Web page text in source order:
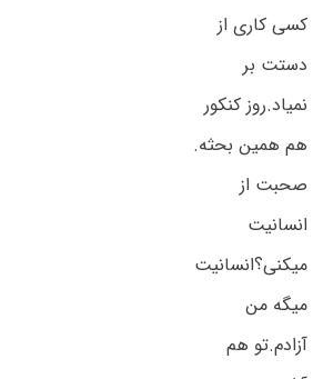
کسی کاری از
دستت بر
نمیاد.روز کنکور
هم همین بحثه.
صحبت از
انسانیت
میکنی؟انسانیت
میگه من
آزادم.تو هم